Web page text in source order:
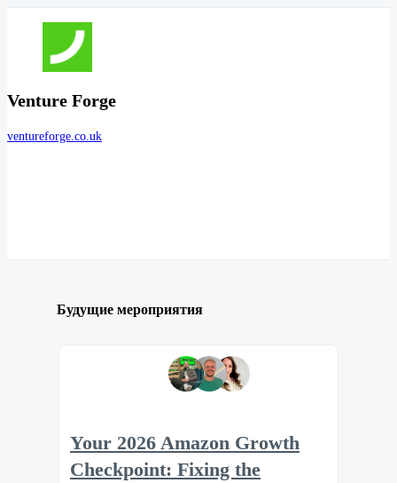
Venture Forge
ventureforge.co.uk
Будущие мероприятия
Your 2026 Amazon Growth
Checkpoint: Fixing the